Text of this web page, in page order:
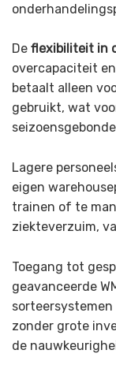
De flexibiliteit in
overcapaciteit
betaalt alleen
gebruikt, wat
Lagere
eigen
trainen of te
ziekteverzuim,
Toegang tot
geavanceerde
zonder grote
de